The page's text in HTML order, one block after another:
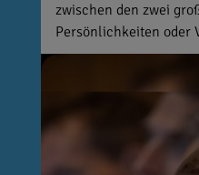
zwischen den zwei
Persönlichkeiten oder